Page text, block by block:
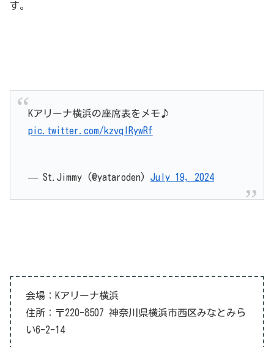
す。
Kアリーナ横浜の座席表をメモ♪
pic.twitter.com/kzvqlRywRf
— St.Jimmy (@yataroden) July 19, 2024
会場：Kアリーナ横浜
住所：〒220-8507 神奈川県横浜市西区みなとみら
い6-2-14